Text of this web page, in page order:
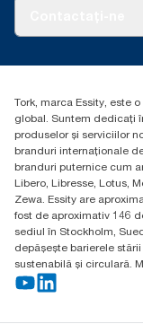
Essity Hungary
Budakeszi út
Tork, marca Essity, este
global. Suntem dedicați
produselor și serviciilor
branduri internaționale
branduri puternice cum
Libero, Libresse, Lotus,
Zewa. Essity are
fost de aproximativ 146
sediul în Stockholm,
depășește barierele
sustenabilă și circulară.